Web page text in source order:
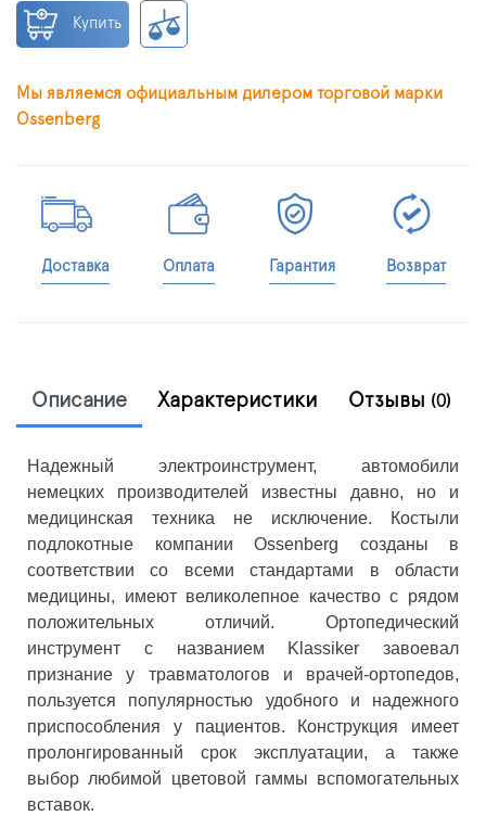
Купить
Мы являемся официальным дилером торговой марки
Ossenberg
Доставка Оплата Гарантия Возврат
Описание Характеристики Отзывы (0)
Надежный электроинструмент, автомобили
немецких производителей известны давно, но и
медицинская техника не исключение. Костыли
подлокотные компании Ossenberg созданы в
соответствии со всеми стандартами в области
медицины, имеют великолепное качество с рядом
положительных отличий. Ортопедический
инструмент с названием Klassiker завоевал
признание у травматологов и врачей-ортопедов,
пользуется популярностью удобного и надежного
приспособления у пациентов. Конструкция имеет
пролонгированный срок эксплуатации, а также
выбор любимой цветовой гаммы вспомогательных
вставок.